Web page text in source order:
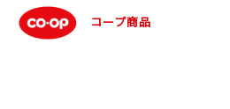
コープ商品